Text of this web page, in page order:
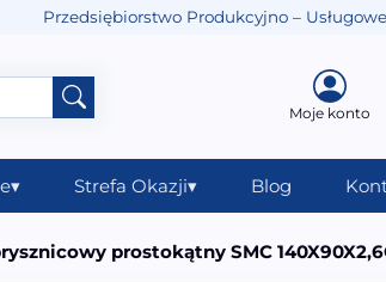
Przedsiębiorstwo Produkcyjno –
Moje konto
▾ Strefa Okazji▾ Blog
prostokątny SMC